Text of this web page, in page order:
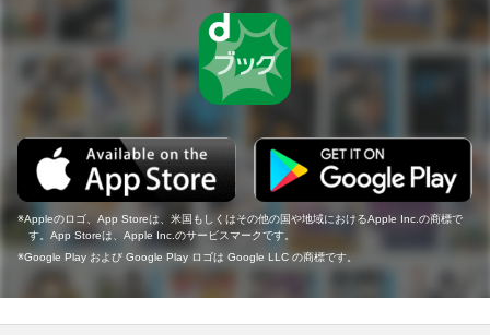
Appleのロゴ、App Storeは、米国もしくはその他の国や地域におけるApple Inc.の商標で
す。App Storeは、Apple Inc.のサービスマークです。
Google Play および Google Play ロゴは Google LLC の商標です。